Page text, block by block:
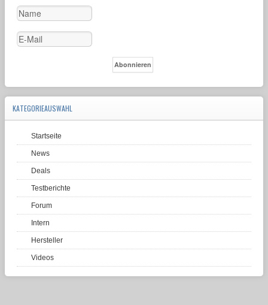
KATEGORIEAUSWAHL
Startseite
News
Deals
Testberichte
Forum
Intern
Hersteller
Videos